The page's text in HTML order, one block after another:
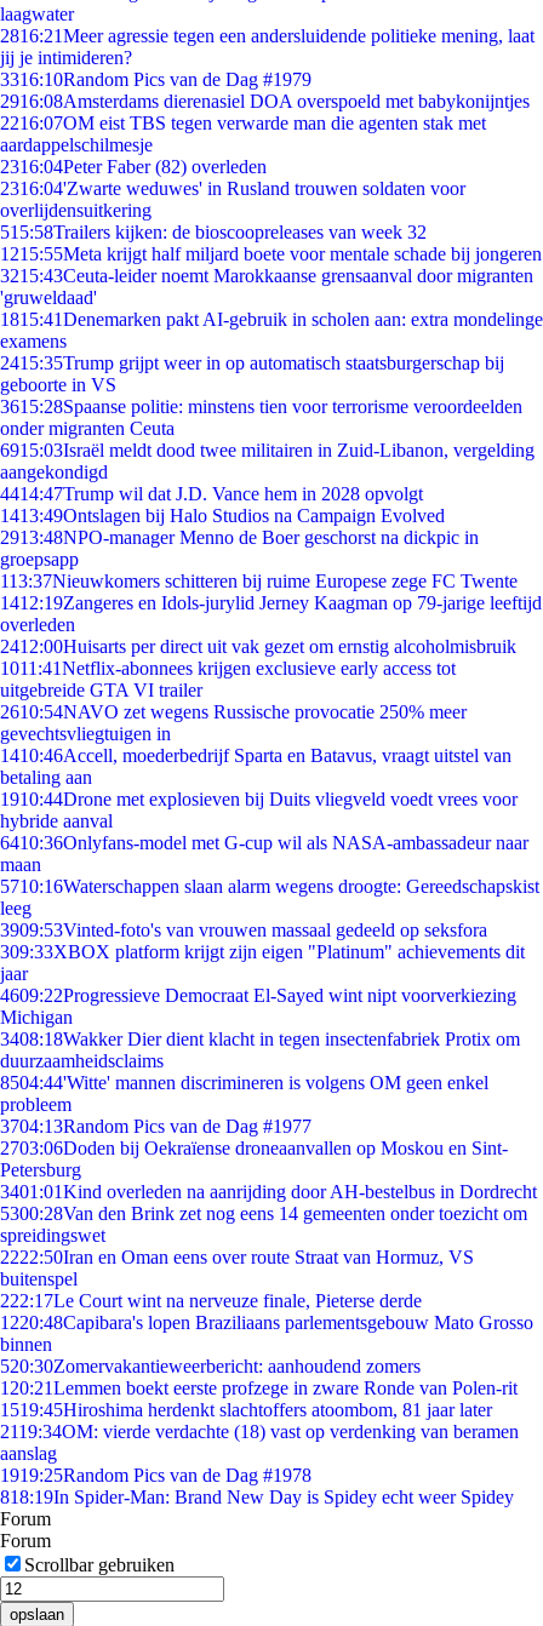
laagwater
2816:21Meer agressie tegen een andersluidende politieke mening, laat
jij je intimideren?
3316:10Random Pics van de Dag #1979
2916:08Amsterdams dierenasiel DOA overspoeld met babykonijntjes
2216:07OM eist TBS tegen verwarde man die agenten stak met
aardappelschilmesje
2316:04Peter Faber (82) overleden
2316:04'Zwarte weduwes' in Rusland trouwen soldaten voor
overlijdensuitkering
515:58Trailers kijken: de bioscoopreleases van week 32
1215:55Meta krijgt half miljard boete voor mentale schade bij jongeren
3215:43Ceuta-leider noemt Marokkaanse grensaanval door migranten
'gruweldaad'
1815:41Denemarken pakt AI-gebruik in scholen aan: extra mondelinge
examens
2415:35Trump grijpt weer in op automatisch staatsburgerschap bij
geboorte in VS
3615:28Spaanse politie: minstens tien voor terrorisme veroordeelden
onder migranten Ceuta
6915:03Israël meldt dood twee militairen in Zuid-Libanon, vergelding
aangekondigd
4414:47Trump wil dat J.D. Vance hem in 2028 opvolgt
1413:49Ontslagen bij Halo Studios na Campaign Evolved
2913:48NPO-manager Menno de Boer geschorst na dickpic in
groepsapp
113:37Nieuwkomers schitteren bij ruime Europese zege FC Twente
1412:19Zangeres en Idols-jurylid Jerney Kaagman op 79-jarige leeftijd
overleden
2412:00Huisarts per direct uit vak gezet om ernstig alcoholmisbruik
1011:41Netflix-abonnees krijgen exclusieve early access tot
uitgebreide GTA VI trailer
2610:54NAVO zet wegens Russische provocatie 250% meer
gevechtsvliegtuigen in
1410:46Accell, moederbedrijf Sparta en Batavus, vraagt uitstel van
betaling aan
1910:44Drone met explosieven bij Duits vliegveld voedt vrees voor
hybride aanval
6410:36Onlyfans-model met G-cup wil als NASA-ambassadeur naar
maan
5710:16Waterschappen slaan alarm wegens droogte: Gereedschapskist
leeg
3909:53Vinted-foto's van vrouwen massaal gedeeld op seksfora
309:33XBOX platform krijgt zijn eigen "Platinum" achievements dit
jaar
4609:22Progressieve Democraat El-Sayed wint nipt voorverkiezing
Michigan
3408:18Wakker Dier dient klacht in tegen insectenfabriek Protix om
duurzaamheidsclaims
8504:44'Witte' mannen discrimineren is volgens OM geen enkel
probleem
3704:13Random Pics van de Dag #1977
2703:06Doden bij Oekraïense droneaanvallen op Moskou en Sint-
Petersburg
3401:01Kind overleden na aanrijding door AH-bestelbus in Dordrecht
5300:28Van den Brink zet nog eens 14 gemeenten onder toezicht om
spreidingswet
2222:50Iran en Oman eens over route Straat van Hormuz, VS
buitenspel
222:17Le Court wint na nerveuze finale, Pieterse derde
1220:48Capibara's lopen Braziliaans parlementsgebouw Mato Grosso
binnen
520:30Zomervakantieweerbericht: aanhoudend zomers
1 20:21Lemmen boekt eerste profzege in zware Ronde van Polen-rit
1519:45Hiroshima herdenkt slachtoffers atoombom, 81 jaar later
2119:34OM: vierde verdachte (18) vast op verdenking van beramen
aanslag
1919:25Random Pics van de Dag #1978
818:19In Spider-Man: Brand New Day is Spidey echt weer Spidey
Forum
Forum
Scrollbar gebruiken
opslaan